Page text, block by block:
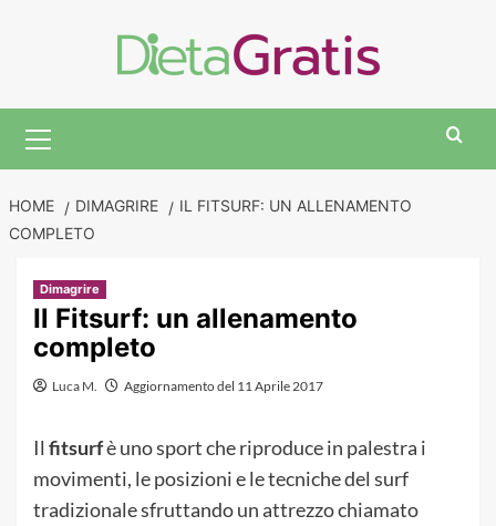
Menu
HOME DIMAGRIRE
IL FITSURF: UN ALLENAMENTO
COMPLETO
Dimagrire
Il Fitsurf: un allenamento
completo
Luca M. Aggiornamento del 11 Aprile 2017
Il fitsurfè uno sport che riproduce in palestra i
movimenti, le posizioni e le tecniche del surf
tradizionale sfruttando un attrezzo chiamato